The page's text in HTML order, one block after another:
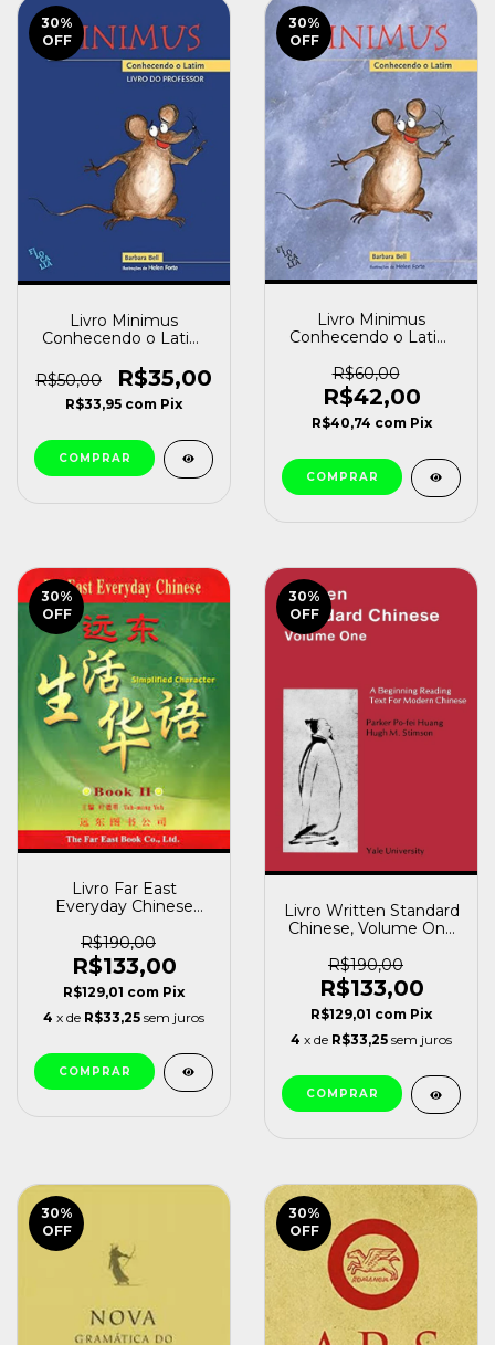
30%
OFF
Livro Minimus
Conhecendo o Latim
Barbara Bell [usado]
R$50,00 R$35,00
R$33,95 com Pix
30%
OFF
Livro Minimus
Conhecendo o Latim
R$60,00
R$42,00
R$40,74 com Pix
30%
OFF
Livro Far East
Everyday Chinese
Tehming [usado]
R$190,00
R$133,00
R$129,01 com Pix
4 x de R$33,25 sem juros
30%
OFF
Livro Written Standard
Chinese, Volume One
(1985) [usado]
R$190,00
R$133,00
R$129,01 com Pix
4 x de R$33,25 sem juros
30%
OFF
30%
OFF